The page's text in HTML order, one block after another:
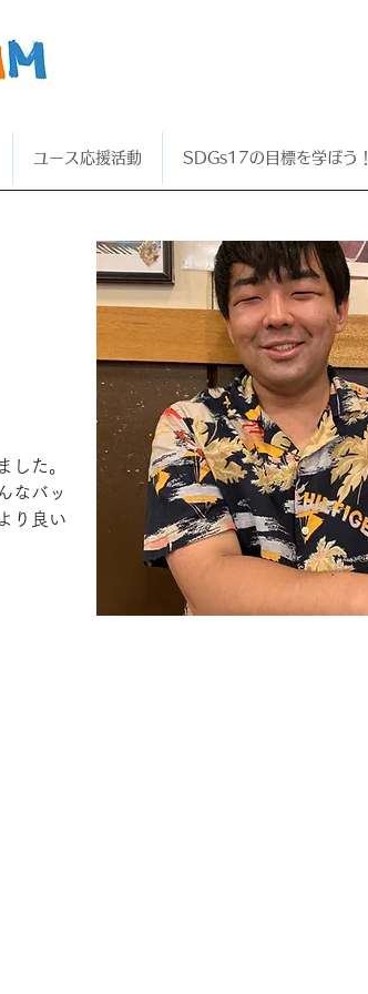
した。
なバッ
り良い
ユース応援活動 SDGs17の目標を学ぼう！